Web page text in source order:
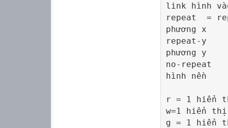
link hình
repeat =
phương x
phương y
no-
hình nền
r = 1
w=1 hiển
g = 1 hiển